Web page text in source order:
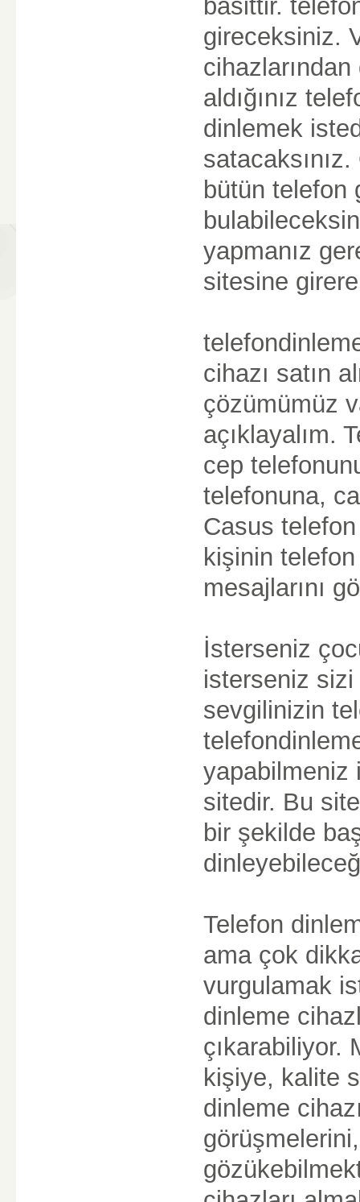
basittir.
gireceksiniz.
cihazlarından
aldığınız
dinlemek
bütün telefon
yapmanız
sitesine
cihazı satın
çözümümüz
açıklayalım.
cep
telefonuna,
Casus telefon
kişinin
mesajlarını
İsterseniz
isterseniz sizi
sevgilinizin
yapabilmeniz
sitedir. Bu
bir şekilde
Telefon
ama çok
vurgulamak
dinleme
çıkarabiliyor.
kişiye, kalite
dinleme